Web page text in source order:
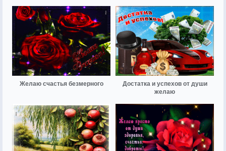
Желаю счастья безмерного
Достатка и успехов от души
желаю